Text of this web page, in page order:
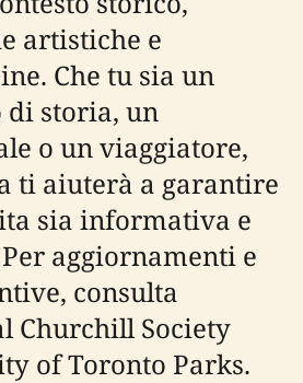
artistiche e
Che tu sia un
di storia, un
o un viaggiatore,
ti aiuterà a garantire
sia informativa e
aggiornamenti e
consulta
Churchill Society
of Toronto Parks.